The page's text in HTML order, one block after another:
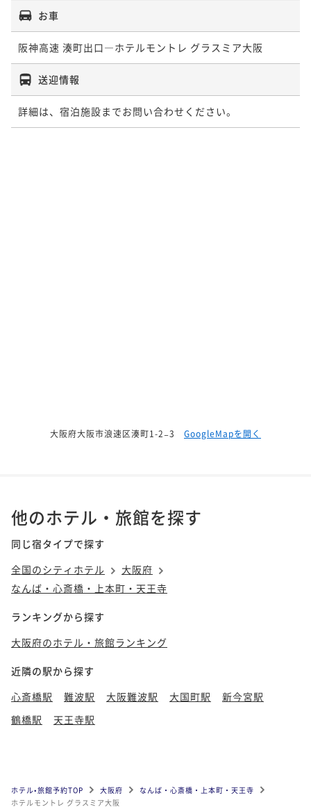
お車
阪神高速 湊町出口―ホテルモントレ グラスミア大阪
送迎情報
詳細は、宿泊施設までお問い合わせください。
大阪府大阪市浪速区湊町1-2−3 GoogleMapを開く
他のホテル・旅館を探す
同じ宿タイプで探す
全国のシティホテル
大阪府
なんば・心斎橋・上本町・天王寺
ランキングから探す
大阪府のホテル・旅館ランキング
近隣の駅から探す
心斎橋駅
難波駅 大阪難波駅 大国町駅
新今宮駅
鶴橋駅
天王寺駅
ホテル•旅館予約TOP 大阪府
なんば・心斎橋・上本町・天王寺
ホテルモントレ グラスミア大阪